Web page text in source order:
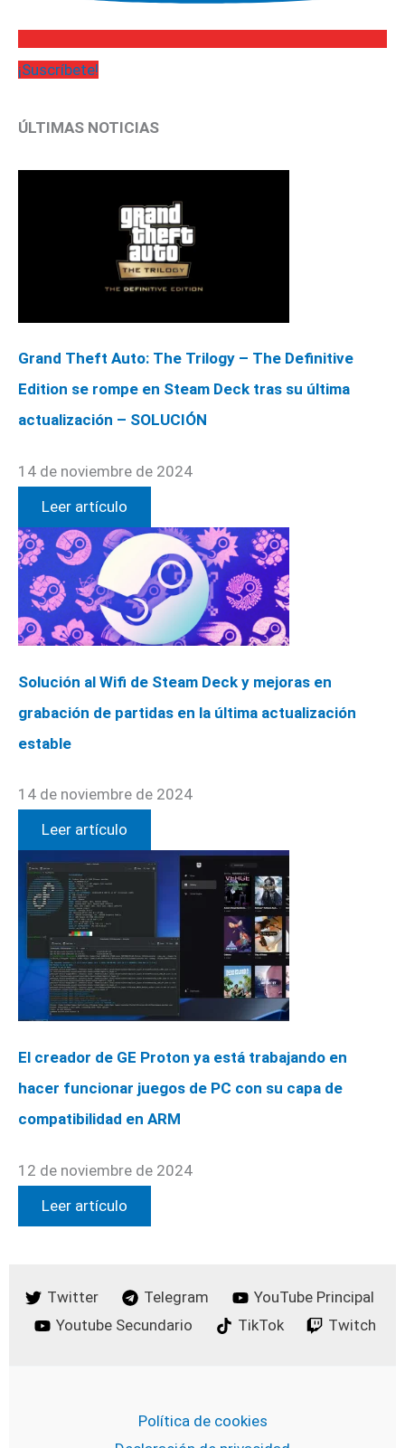
¡Suscríbete!
ÚLTIMAS NOTICIAS
Grand Theft Auto: The Trilogy – The Definitive
Edition se rompe en Steam Deck tras su última
actualización – SOLUCIÓN
14 de noviembre de 2024
Leer artículo
Solución al Wifi de Steam Deck y mejoras en
grabación de partidas en la última actualización
estable
14 de noviembre de 2024
Leer artículo
El creador de GE Proton ya está trabajando en
hacer funcionar juegos de PC con su capa de
compatibilidad en ARM
12 de noviembre de 2024
Leer artículo
Twitter Telegram
YouTube Principal
Youtube Secundario
TikTok Twitch
Política de cookies